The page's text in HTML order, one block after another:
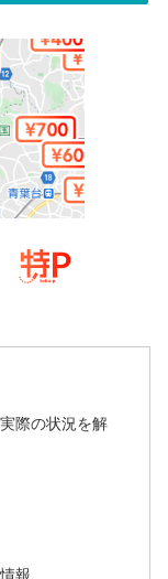
際の状況を解
報